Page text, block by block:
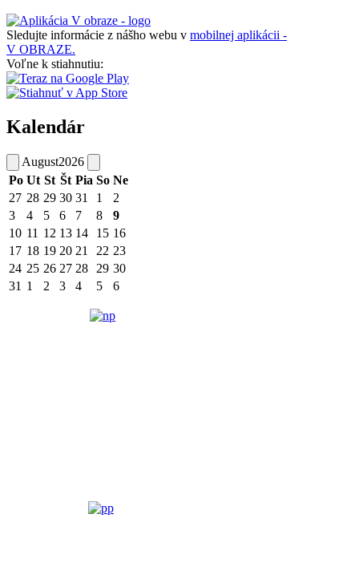
Sledujte informácie z nášho webu v mobilnej aplikácii -
V OBRAZE.
Voľne k stiahnutiu:
Kalendár
August2026
Po Ut St Št Pia So Ne
27 28 29 30 31 1
2
3
4 5 6 7 8
9
10 11 12 13 14 15 16
17 18 19 20 21 22 23
24 25 26 27 28 29 30
31 1 2 3 4 5 6